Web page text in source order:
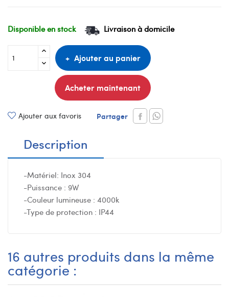
Disponible en stock Livraison à domicile
Ajouter au panier
Acheter maintenant
Ajouter aux favoris Partager
Description
-Matériel: Inox 304
-Puissance : 9W
-Couleur lumineuse : 4000k
-Type de protection : IP44
16 autres produits dans la même
catégorie :